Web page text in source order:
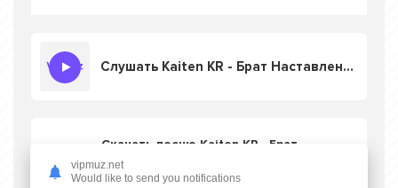
Слушать Kaiten KR - Брат Наставление
Скачать песню Kaiten KR - Брат
Наставление
бесплатно
vipmuz.net
Would like to send you notifications